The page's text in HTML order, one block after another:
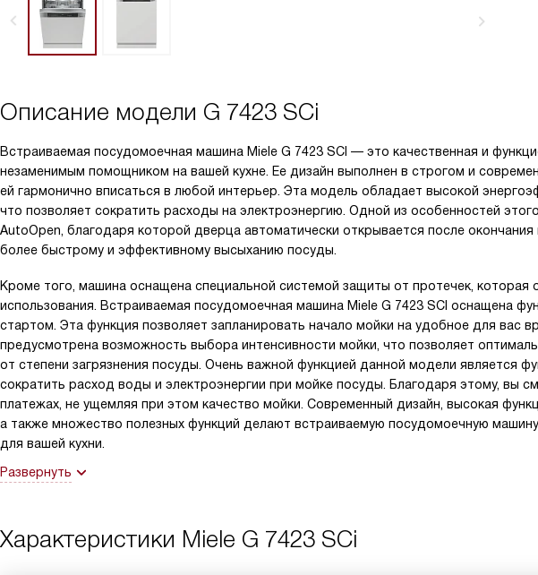
Описание модели G 7423 SCi
Встраиваемая посудомоечная машина Miele G 7423 SCI — это качественная и
незаменимым помощником на вашей кухне. Ее дизайн выполнен в строгом и
ей гармонично вписаться в любой интерьер. Эта модель обладает высокой
что позволяет сократить расходы на электроэнергию. Одной из особенностей
AutoOpen, благодаря которой дверца автоматически открывается после
более быстрому и эффективному высыханию посуды.
Кроме того, машина оснащена специальной системой защиты от протечек, которая
использования. Встраиваемая посудомоечная машина Miele G 7423 SCI оснащена
стартом. Эта функция позволяет запланировать начало мойки на удобное для вас
предусмотрена возможность выбора интенсивности мойки, что позволяет
от степени загрязнения посуды. Очень важной функцией данной модели является
сократить расход воды и электроэнергии при мойке посуды. Благодаря этому, вы
платежах, не ущемляя при этом качество мойки. Современный дизайн, высокая
а также множество полезных функций делают встраиваемую посудомоечную
для вашей кухни.
Развернуть
Характеристики Miele G 7423 SCi